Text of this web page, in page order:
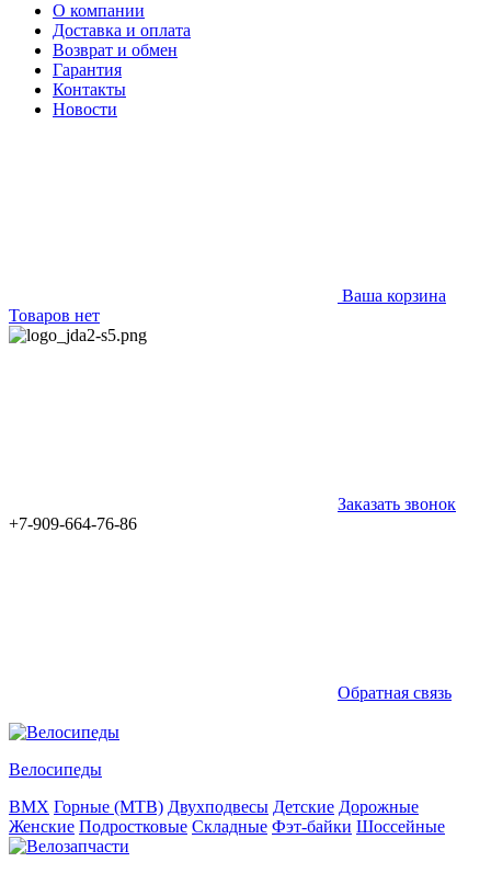
О компании
Доставка и оплата
Возврат и обмен
Гарантия
Контакты
Новости
Ваша корзина
Товаров нет
Заказать звонок
+7-909-664-76-86
Обратная связь
Велосипеды
BMX Горные (MTB) Двухподвесы Детские Дорожные
Женские Подростковые Складные Фэт-байки Шоссейные